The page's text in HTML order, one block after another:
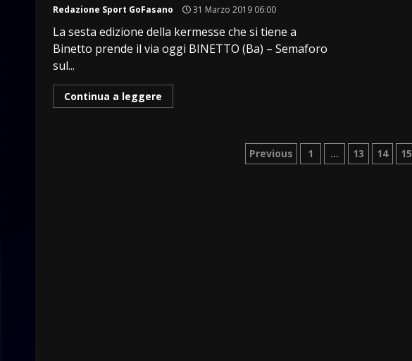
Redazione Sport GoFasano 31 Marzo 2019 06:00
La sesta edizione della kermesse che si tiene a
Binetto prende il via oggi BINETTO (Ba) – Semaforo
sul...
Continua a leggere
Paginazione
Previous 1 … 13 14 15